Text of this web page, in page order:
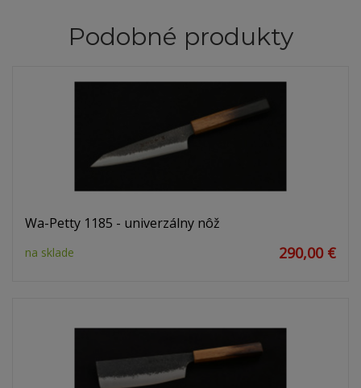
Podobné produkty
Wa-Petty 1185 - univerzálny nôž
na sklade 290,00 €